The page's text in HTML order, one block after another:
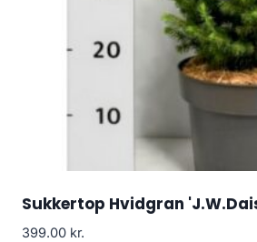
Sukkertop Hvidgran
399.00 kr.